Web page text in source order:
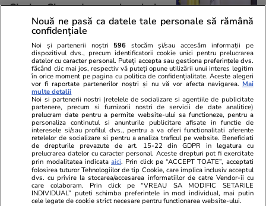
Ciprian Ciucu, despre „bombele
bugetare” de 20 de ani de la
Primăria Capitalei: „Acoperi o
gaură, apare alta”
PARTENERI
Nouă ne pasă ca datele tale personale să rămână
confidențiale
Noi și partenerii noștri 596 stocăm și/sau accesăm informații pe
dispozitivul dvs., precum identificatorii cookie unici pentru prelucrarea
datelor cu caracter personal. Puteți accepta sau gestiona preferințele dvs.
făcând clic mai jos, respectiv vă puteți opune utilizării unui interes legitim
în orice moment pe pagina cu politica de confidențialitate. Aceste alegeri
vor fi raportate partenerilor noștri și nu vă vor afecta navigarea. Mai
multe detalii
Noi si partenerii nostri (retelele de socializare si agentiile de publicitate
partenere, precum si furnizorii nostri de servicii de date analitice)
prelucram date pentru a permite website-ului sa functioneze, pentru a
personaliza continutul si anunturile publicitare afisate in functie de
interesele si/sau profilul dvs., pentru a va oferi functionalitati aferente
retelelor de socializare si pentru a analiza traficul pe website. Beneficiati
de drepturile prevazute de art. 15-22 din GDPR in legatura cu
prelucrarea datelor cu caracter personal. Aceste drepturi pot fi exercitate
prin modalitatea indicataaici. Prin click pe “ACCEPT TOATE”, acceptati
folosirea tuturor Tehnologiilor de tip Cookie, care implica inclusiv acceptul
dvs. cu privire la stocarea/accesarea informatiilor de catre Vendor-ii cu
care colaboram. Prin click pe “VREAU SA MODIFIC SETARILE
INDIVIDUAL” puteti schimba preferintele in mod individual, mai putin
cele legate de cookie strict necesare pentru functionarea website-ului.